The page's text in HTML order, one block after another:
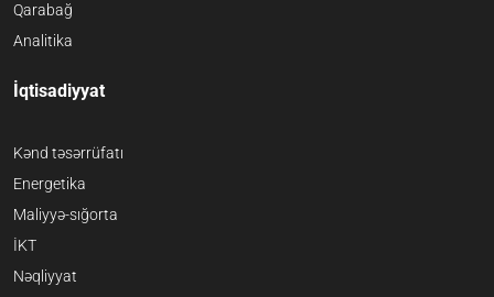
Qarabağ
Analitika
İqtisadiyyat
Kənd təsərrüfatı
Energetika
Maliyyə-sığorta
İKT
Nəqliyyat